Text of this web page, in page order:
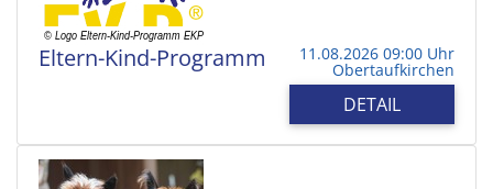
Eltern-Kind-Programm 11.08.2026 09:00 Uhr
Obertaufkirchen
DETAIL